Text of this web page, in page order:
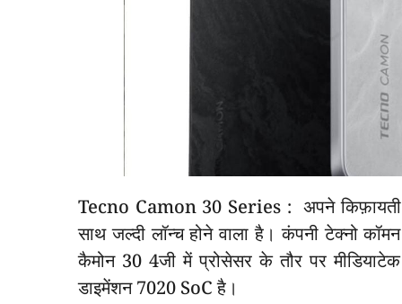
Tecno Camon 30 Series : अपने किफ़ायती
साथ जल्दी लॉन्च होने वाला है। कंपनी टेक्नो
कैमोन 30 4जी में प्रोसेसर के तौर पर
डाइमेंशन 7020 SoC है।